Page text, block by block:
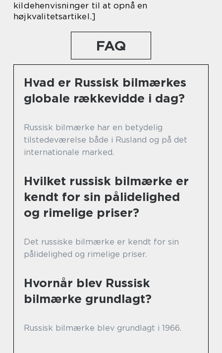
kildehenvisninger til at opnå en
højkvalitetsartikel.]
FAQ
Hvad er Russisk bilmærkes
globale rækkevidde i dag?
Russisk bilmærke har en betydelig
tilstedeværelse både i Rusland og på det
internationale marked.
Hvilket russisk bilmærke er
kendt for sin pålidelighed
og rimelige priser?
Det russiske bilmærke er kendt for sin
pålidelighed og rimelige priser.
Hvornår blev Russisk
bilmærke grundlagt?
Russisk bilmærke blev grundlagt i 1966.